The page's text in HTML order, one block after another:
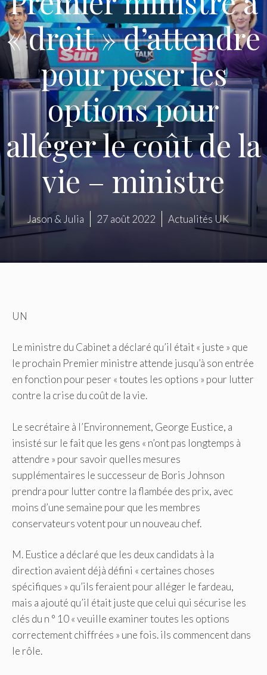
« droit » d’attendre
pour peser les
options pour
alléger le coût de la
vie – ministre
Jason & Julia 27 août 2022 Actualités UK
UN
Le ministre du Cabinet a déclaré qu’il était « juste » que
le prochain Premier ministre attende jusqu’à son entrée
en fonction pour peser « toutes les options » pour lutter
contre la crise du coût de la vie.
Le secrétaire à l’Environnement, George Eustice, a
insisté sur le fait que les gens « n’ont pas longtemps à
attendre » pour savoir quelles mesures
supplémentaires le successeur de Boris Johnson
prendra pour lutter contre la flambée des prix, avec
moins d’une semaine pour que les membres
conservateurs votent pour un nouveau chef.
M. Eustice a déclaré que les deux candidats à la
direction avaient déjà défini « certaines choses
spécifiques » qu’ils feraient pour alléger le fardeau,
mais a ajouté qu’il était juste que celui qui sécurise les
clés du n ° 10 « veuille examiner toutes les options
correctement chiffrées » une fois. ils commencent dans
le rôle.